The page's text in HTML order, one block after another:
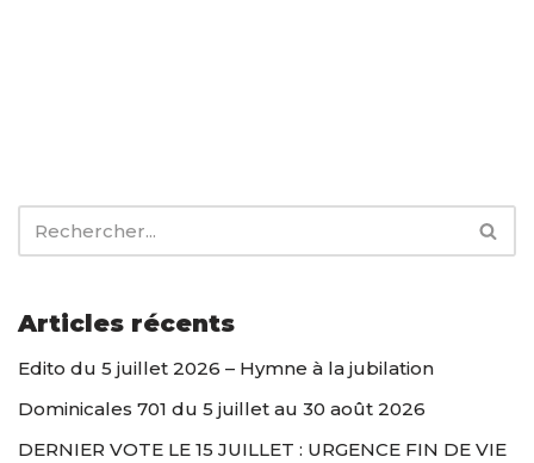
Articles récents
Edito du 5 juillet 2026 – Hymne à la jubilation
Dominicales 701 du 5 juillet au 30 août 2026
DERNIER VOTE LE 15 JUILLET : URGENCE FIN DE VIE